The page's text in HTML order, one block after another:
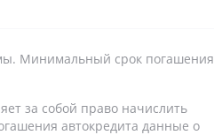
Минимальный срок погашения
за собой право начислить
автокредита данные о